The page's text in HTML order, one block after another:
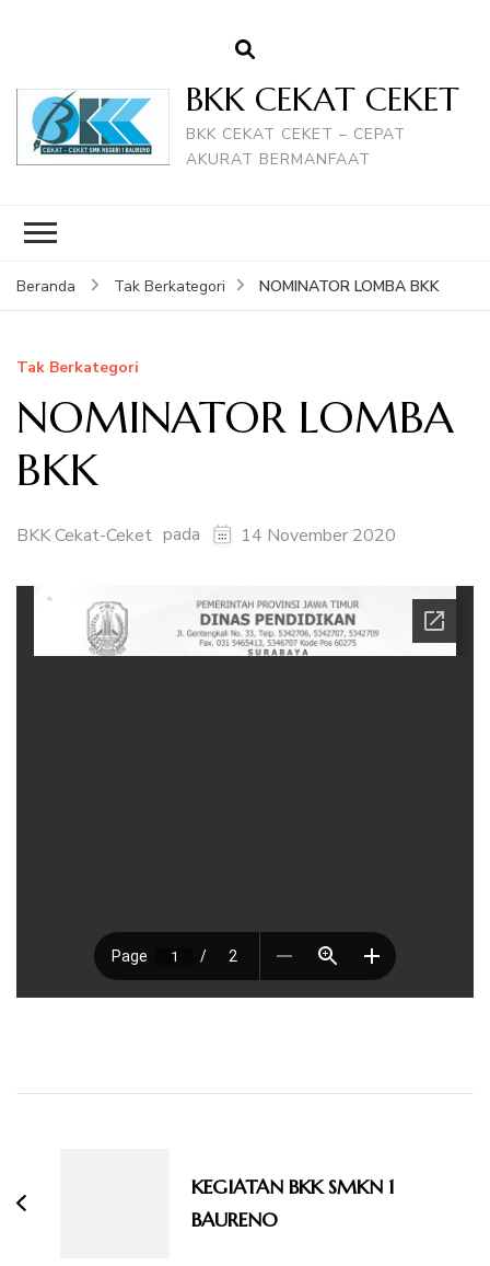
BKK CEKAT CEKET
BKK CEKAT CEKET – CEPAT
AKURAT BERMANFAAT
Beranda Tak Berkategori NOMINATOR LOMBA BKK
Tak Berkategori
NOMINATOR LOMBA
BKK
BKK Cekat-Ceket pada 14 November 2020
KEGIATAN BKK SMKN 1
BAURENO